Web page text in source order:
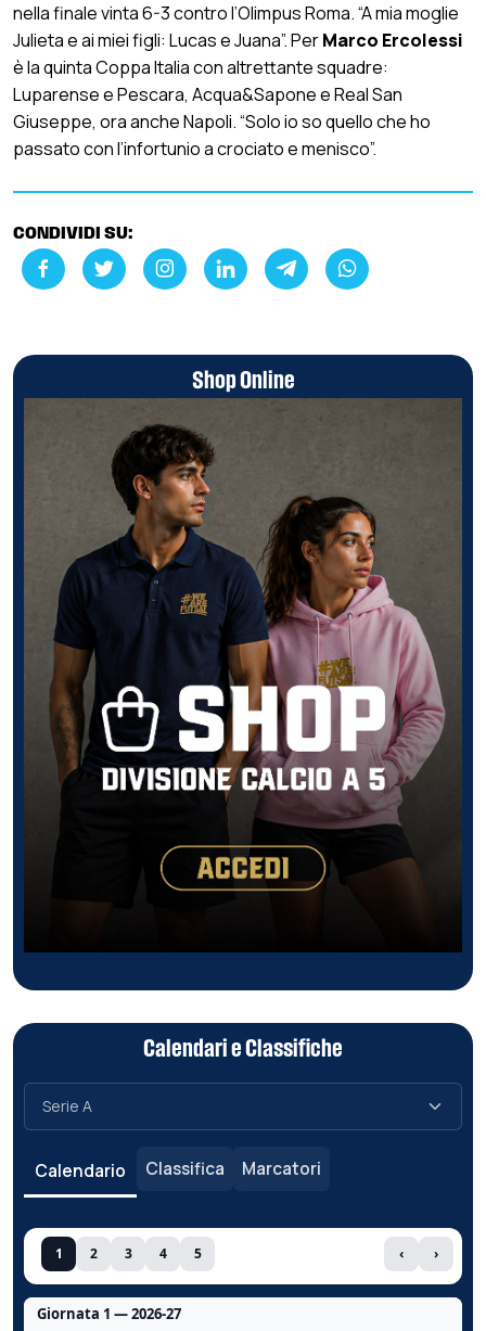
nella finale vinta 6-3 contro l’Olimpus Roma. “A mia moglie
Julieta e ai miei figli: Lucas e Juana”. PerMarco Ercolessi
è la quinta Coppa Italia con altrettante squadre:
Luparense e Pescara, Acqua&Sapone e Real San
Giuseppe, ora anche Napoli. “Solo io so quello che ho
passato con l’infortunio a crociato e menisco”.
CONDIVIDI SU:
Shop Online
Calendari e Classifiche
Calendario Classifica Marcatori
1 2 3 4 5 ‹ ›
Giornata 1 — 2026-27